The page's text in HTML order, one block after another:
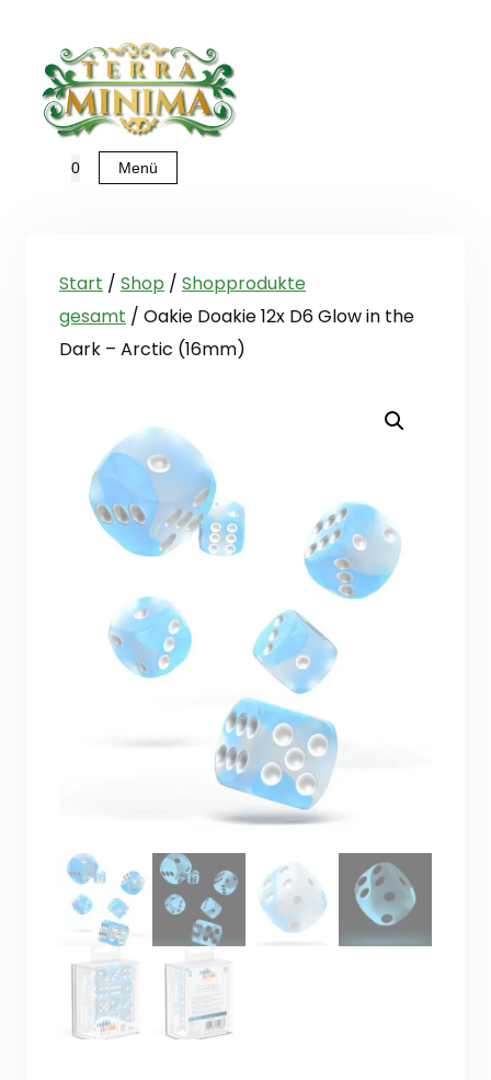
springen
0 Menü
Start / Shop / Shopprodukte
gesamt / Oakie Doakie 12x D6 Glow in the
Dark – Arctic (16mm)